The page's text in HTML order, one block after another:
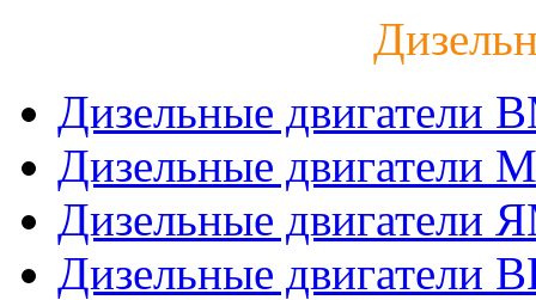
Дизельные двигатели
Дизельные двигатели
Дизельные двигатели
Дизельные двигатели